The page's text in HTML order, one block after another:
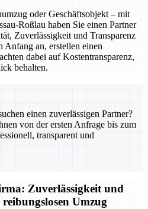
oder Geschäftsobjekt – mit
Roßlau haben Sie einen Partner
Zuverlässigkeit und Transparenz
Anfang an, erstellen einen
dabei auf Kostentransparenz,
behalten.
einen zuverlässigen Partner?
von der ersten Anfrage bis zum
transparent und
Zuverlässigkeit und
Umzug